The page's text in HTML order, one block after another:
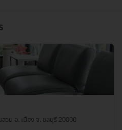
วน อ. เมือง จ. ชลบุรี 20000